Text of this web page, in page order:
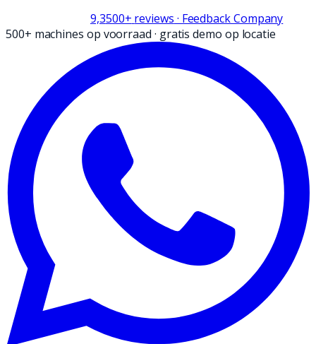
9,3500+ reviews · Feedback Company
500+ machines op voorraad · gratis demo op locatie